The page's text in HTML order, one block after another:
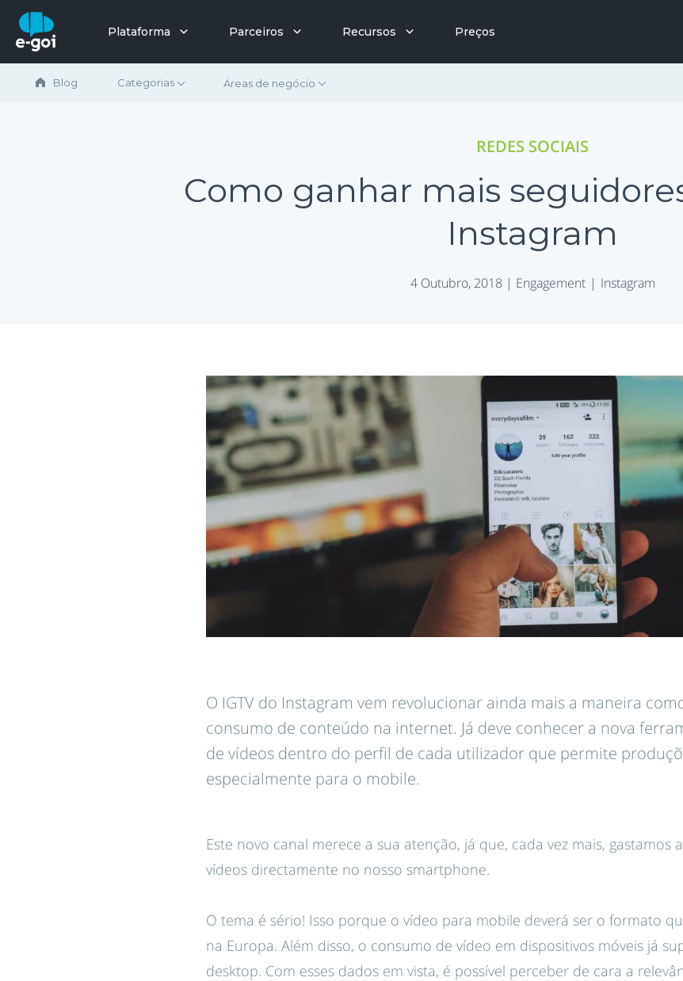
Ir para o conteúdo
Plataforma Parceiros Recursos Preços
Blog Categorias Áreas de negócio
REDES SOCIAIS
Como ganhar mais
Instagram
4 Outubro, 2018 | Engagement Instagram
O IGTV do Instagram vem revolucionar ainda mais a maneira
consumo de conteúdo na internet. Já deve conhecer a nova
de vídeos dentro do perfil de cada utilizador que permite
especialmente para o mobile.
Este novo canal merece a sua atenção, já que, cada vez mais, gastamos
vídeos directamente no nosso smartphone.
O tema é sério! Isso porque o vídeo para mobile deverá ser o formato
na Europa. Além disso, o consumo de vídeo em dispositivos móveis já
desktop. Com esses dados em vista, é possível perceber de cara a